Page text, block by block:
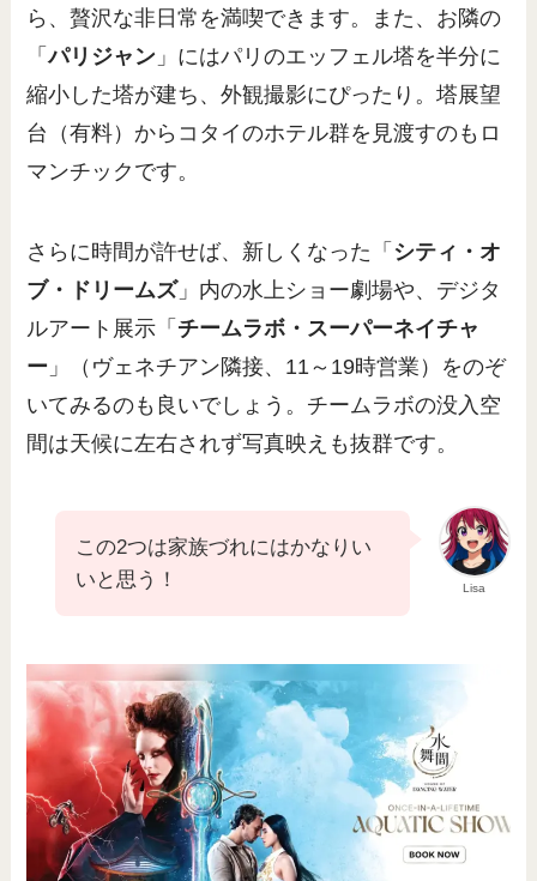
ら、贅沢な非日常を満喫できます。また、お隣の
「パリジャン 」にはパリのエッフェル塔を半分に
縮小した塔が建ち、外観撮影にぴったり。塔展望
台（有料）からコタイのホテル群を見渡すのもロ
マンチックです。
さらに時間が許せば、新しくなった「 シティ・オ
ブ・ドリームズ」内の水上ショー劇場や、デジタ
ルアート展示「 チームラボ・スーパーネイチャ
ー 」（ヴェネチアン隣接、11～19時営業）をのぞ
いてみるのも良いでしょう。チームラボの没入空
間は天候に左右されず写真映えも抜群です。
Lisa
この2つは家族づれにはかなりい
いと思う！